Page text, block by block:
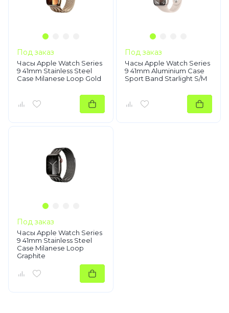
Под заказ
Часы Apple Watch Series
9 41mm Stainless Steel
Case Milanese Loop Gold
Под заказ
Часы Apple Watch Series
9 41mm Aluminium Case
Sport Band Starlight S/M
Под заказ
Часы Apple Watch Series
9 41mm Stainless Steel
Case Milanese Loop
Graphite